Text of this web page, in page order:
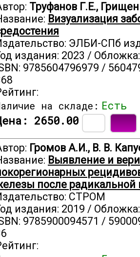
Труфанов Г.Е.,
Визуализация
ЭЛБИ-СПб
издания: 2023 /
9785604796979 /
на складе: Есть
2650.00
Громов А.И., В. В.
Выявление и
после радикальной
СТРОМ
издания: 2019 /
9785900094571 /